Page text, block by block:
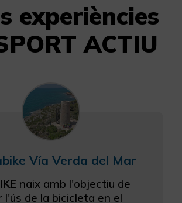
experiències
ACTIU
Vía Verda del Mar
naix amb l'objectiu de
de la bicicleta en el